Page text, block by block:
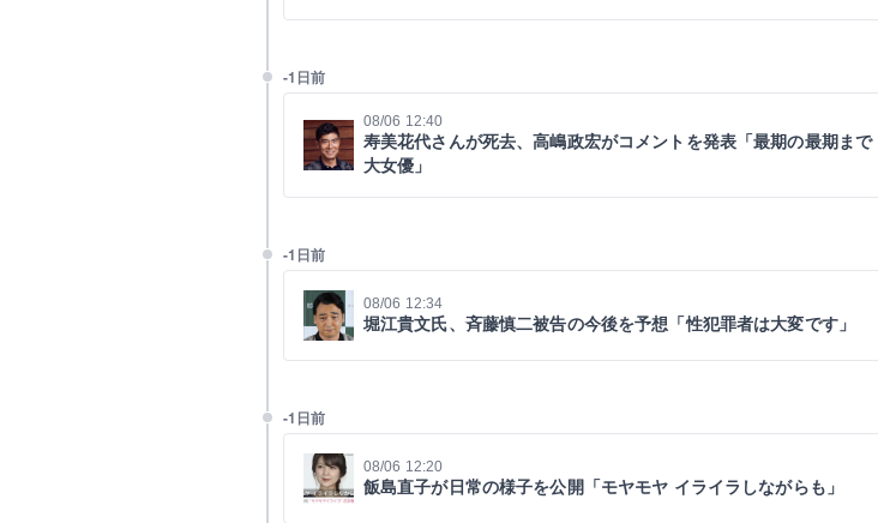
-1日前
08/06 12:40
寿美花代さんが死去、高嶋政宏がコメントを発表「最期の最期まで
大女優」
-1日前
08/06 12:34
堀江貴文氏、斉藤慎二被告の今後を予想「性犯罪者は大変です」
-1日前
08/06 12:20
飯島直子が日常の様子を公開「モヤモヤ イライラしながらも」